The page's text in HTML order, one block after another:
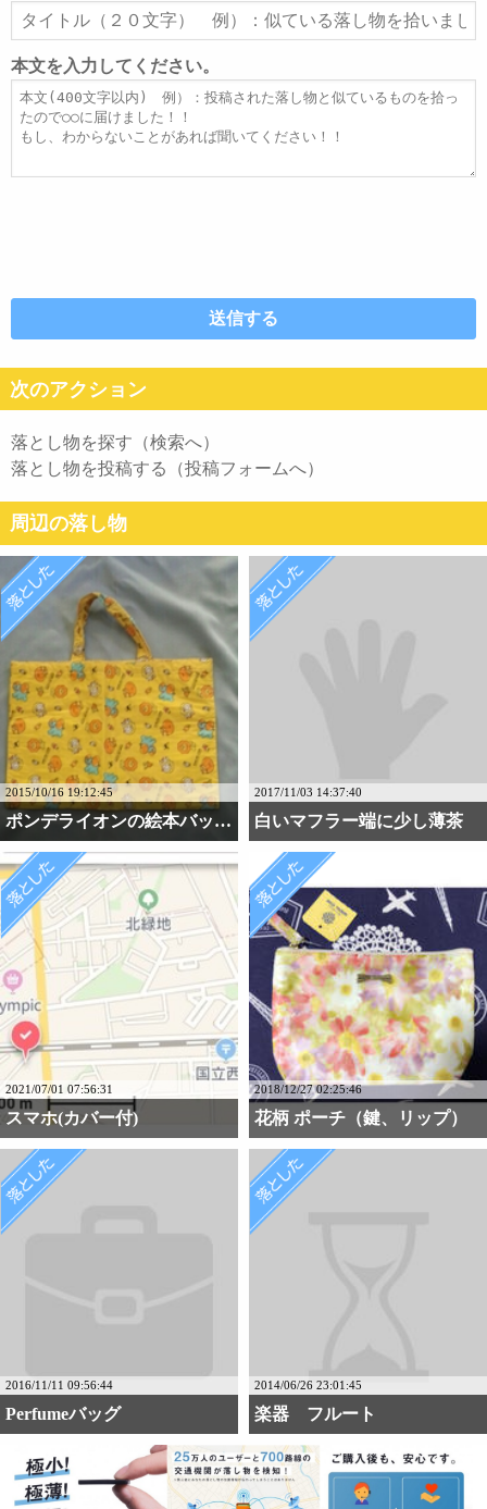
ア
ド
レ
ス
タ
イ
ト
ル
本文を入力してください。
本
文
次のアクション
落とし物を探す（検索へ）
落とし物を投稿する（投稿フォームへ）
周辺の落し物
2015/10/16 19:12:45
ポンデライオンの絵本バッ・・・
2017/11/03 14:37:40
白いマフラー端に少し薄茶
2021/07/01 07:56:31
スマホ(カバー付)
2018/12/27 02:25:46
花柄 ポーチ（鍵、リップ）
2016/11/11 09:56:44
Perfumeバッグ
2014/06/26 23:01:45
楽器 フルート